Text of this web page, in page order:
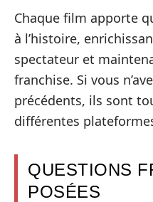
Chaque film apporte
à l’histoire,
spectateur et
franchise. Si vous
précédents, ils sont
différentes
QUESTIONS
POSÉES